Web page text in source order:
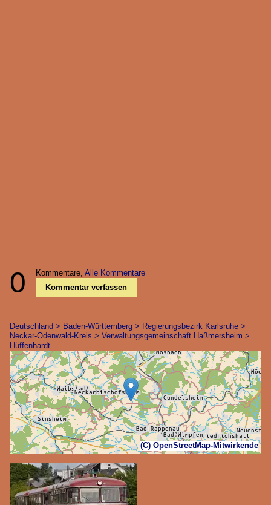
0 Kommentare, Alle Kommentare
Kommentar verfassen
Deutschland > Baden-Württemberg > Regierungsbezirk Karlsruhe >
Neckar-Odenwald-Kreis > Verwaltungsgemeinschaft Haßmersheim >
Hüffenhardt
(C) OpenStreetMap-Mitwirkende